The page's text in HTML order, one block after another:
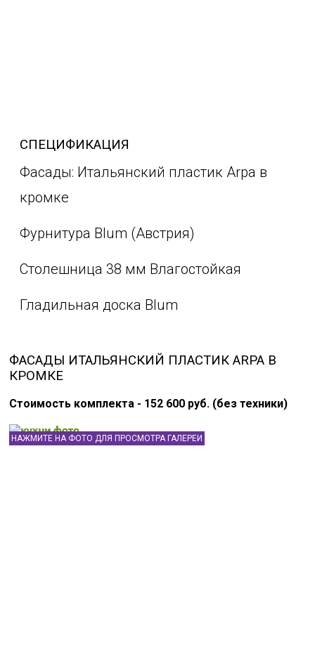
СПЕЦИФИКАЦИЯ
Фасады: Итальянский пластик Arpa в
кромке
Фурнитура Blum (Австрия)
Столешница 38 мм Влагостойкая
Гладильная доска Blum
ФАСАДЫ ИТАЛЬЯНСКИЙ ПЛАСТИК ARPA В
КРОМКЕ
Стоимость комплекта - 152 600 руб. (без техники)
НАЖМИТЕ НА ФОТО ДЛЯ ПРОСМОТРА ГАЛЕРЕИ